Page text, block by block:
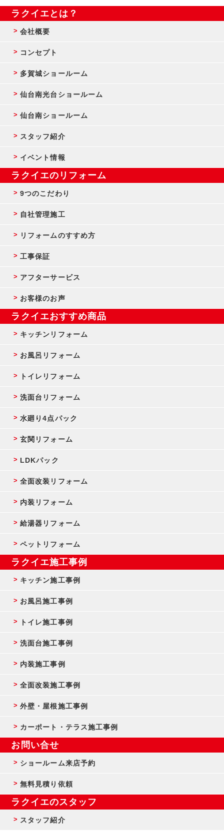
ラクイエとは？
会社概要
コンセプト
多賀城ショールーム
仙台南光台ショールーム
仙台南ショールーム
スタッフ紹介
イベント情報
ラクイエのリフォーム
9つのこだわり
自社管理施工
リフォームのすすめ方
工事保証
アフターサービス
お客様のお声
ラクイエおすすめ商品
キッチンリフォーム
お風呂リフォーム
トイレリフォーム
洗面台リフォーム
水廻り4点パック
玄関リフォーム
LDKパック
全面改装リフォーム
内装リフォーム
給湯器リフォーム
ペットリフォーム
ラクイエ施工事例
キッチン施工事例
お風呂施工事例
トイレ施工事例
洗面台施工事例
内装施工事例
全面改装施工事例
外壁・屋根施工事例
カーポート・テラス施工事例
お問い合せ
ショールーム来店予約
無料見積り依頼
ラクイエのスタッフ
スタッフ紹介